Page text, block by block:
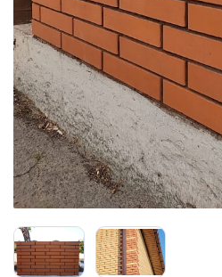
Мягкая кровля